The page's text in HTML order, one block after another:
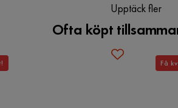
Upptäck fler
Ofta köpt
Få